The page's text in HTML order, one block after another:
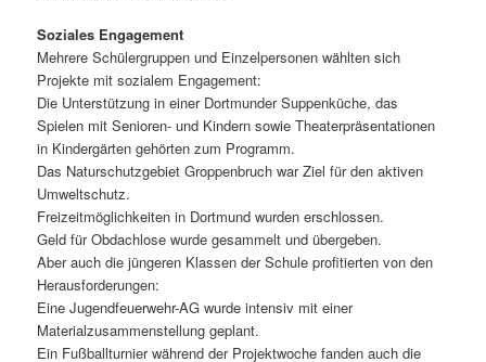
Soziales Engagement
Mehrere Schülergruppen und Einzelpersonen wählten sich
Projekte mit sozialem Engagement:
Die Unterstützung in einer Dortmunder Suppenküche, das
Spielen mit Senioren- und Kindern sowie Theaterpräsentationen
in Kindergärten gehörten zum Programm.
Das Naturschutzgebiet Groppenbruch war Ziel für den aktiven
Umweltschutz.
Freizeitmöglichkeiten in Dortmund wurden erschlossen.
Geld für Obdachlose wurde gesammelt und übergeben.
Aber auch die jüngeren Klassen der Schule profitierten von den
Herausforderungen:
Eine Jugendfeuerwehr-AG wurde intensiv mit einer
Materialzusammenstellung geplant.
Ein Fußballturnier während der Projektwoche fanden auch die